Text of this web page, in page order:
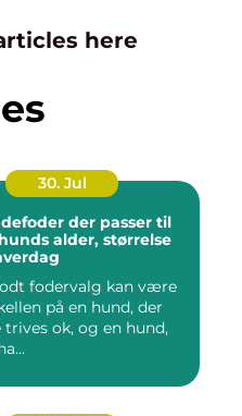
here
30. Jul
der passer til
alder, størrelse
fodervalg kan være
på en hund, der
trives ok, og en hund,